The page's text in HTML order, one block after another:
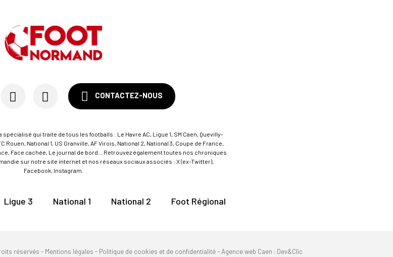
CONTACTEZ-NOUS
spécialisé qui traite de tous les footballs : Le Havre AC, Ligue 1, SM Caen, Quevilly-
Rouen, National 1, US Granville, AF Virois, National 2, National 3, Coupe de France,
Face cachée, Le journal de bord... Retrouvez également toutes nos chroniques
sur notre site internet et nos réseaux sociaux associés : X (ex-Twitter),
Facebook, Instagram.
Ligue 3 National 1 National 2 Foot Régional
réservés - Mentions légales - Politique de cookies et de confidentialité-Agence web Caen : Dev&Clic